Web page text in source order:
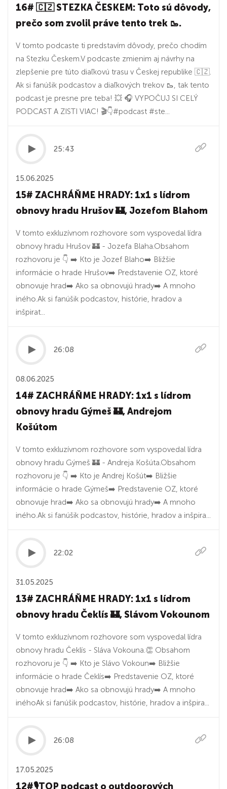
16# 🇨🇿 STEZKA ČESKEM: Toto sú dôvody,
prečo som zvolil práve tento trek 🥾.
V tomto podcaste ti predstavím dôvody, prečo chodím
na Stezku Českem.V podcaste zmienim aj návrhy na
zlepšenie pre túto diaľkovú trasu v Českej republike 🇨🇿.
Ak si fanúšik podcastov a diaľkových trekov 🥾, tak tento
podcast je presne pre teba! 💥 🎧 VYPOČUJ SI CELÝ
PODCAST A ZISTI VIAC! 🎬👇#podcast #ste...
25:43
15.06.2025
15# ZACHRÁŇME HRADY: 1x1 s lídrom
obnovy hradu Hrušov 🏰, Jozefom Blahom
V tomto exkluzívnom rozhovore som vyspovedal lídra
obnovy hradu Hrušov 🏰 - Jozefa Blaha.Obsahom
rozhovoru je 👇 ➡️ Kto je Jozef Blaho➡️ Bližšie
informácie o hrade Hrušov➡️ Predstavenie OZ, ktoré
obnovuje hrad➡️ Ako sa obnovujú hrady➡️ A mnoho
iného.Ak si fanúšik podcastov, histórie, hradov a
inšpirat...
26:08
08.06.2025
14# ZACHRÁŇME HRADY: 1x1 s lídrom
obnovy hradu Gýmeš 🏰, Andrejom
Košútom
V tomto exkluzívnom rozhovore som vyspovedal lídra
obnovy hradu Gýmeš 🏰 - Andreja Košúta.Obsahom
rozhovoru je 👇 ➡️ Kto je Andrej Košút➡️ Bližšie
informácie o hrade Gýmeš➡️ Predstavenie OZ, ktoré
obnovuje hrad➡️ Ako sa obnovujú hrady➡️ A mnoho
iného.Ak si fanúšik podcastov, histórie, hradov a inšpira...
22:02
31.05.2025
13# ZACHRÁŇME HRADY: 1x1 s lídrom
obnovy hradu Čeklís 🏰, Slávom Vokounom
V tomto exkluzívnom rozhovore som vyspovedal lídra
obnovy hradu Čeklís - Sláva Vokouna.👏 Obsahom
rozhovoru je 👇 ➡️ Kto je Slávo Vokoun➡️ Bližšie
informácie o hrade Čeklís➡️ Predstavenie OZ, ktoré
obnovuje hrad➡️ Ako sa obnovujú hrady➡️ A mnoho
inéhoAk si fanúšik podcastov, histórie, hradov a inšpira...
26:08
17.05.2025
12#🎙TOP podcast o outdoorových